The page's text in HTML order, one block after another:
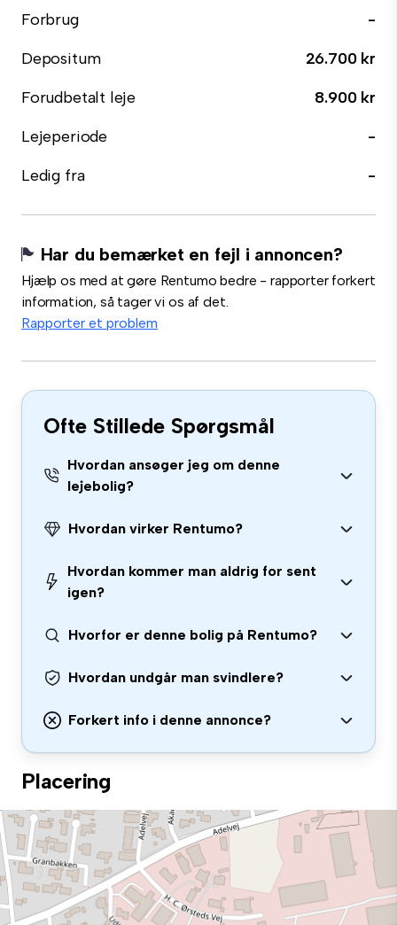
Forbrug
-
Depositum
26.700 kr
Forudbetalt leje
8.900 kr
Lejeperiode
-
Ledig fra
-
Har du bemærket en fejl i annoncen?
Hjælp os med at gøre Rentumo bedre - rapporter forkert
information, så tager vi os af det.
Rapporter et problem
Ofte Stillede Spørgsmål
Hvordan ansøger jeg om denne
lejebolig?
Hvordan virker Rentumo?
Hvordan kommer man aldrig for sent
igen?
Hvorfor er denne bolig på Rentumo?
Hvordan undgår man svindlere?
Forkert info i denne annonce?
Placering